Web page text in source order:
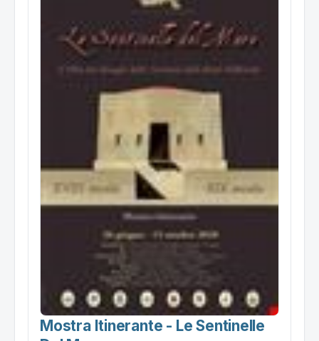
Mostra Itinerante - Le Sentinelle